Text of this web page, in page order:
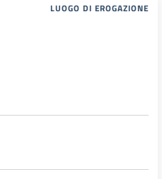
LUOGO DI EROGAZIONE